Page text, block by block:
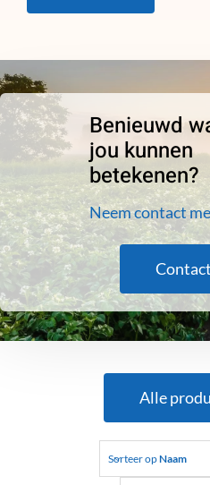
Benieuwd
jou kunnen
betekenen?
Neem contact
Contact
Alle
Sorteer opNaam